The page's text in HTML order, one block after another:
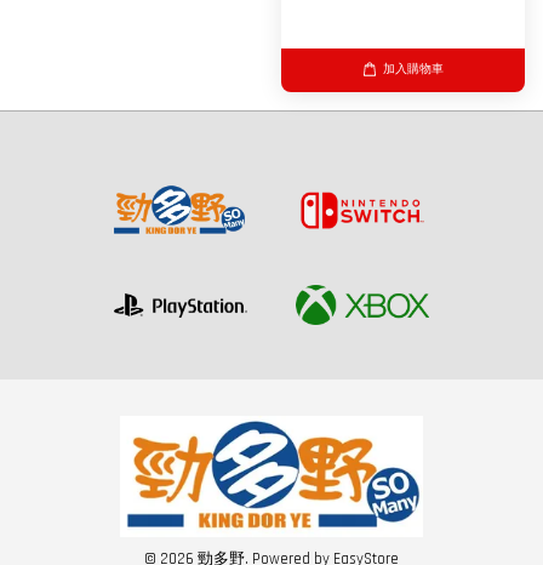
加入購物車
© 2026 勁多野. Powered by EasyStore